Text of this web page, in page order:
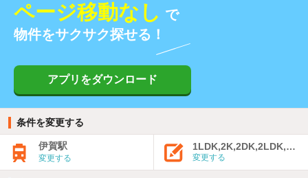
ページ移動なし で
物件をサクサク探せる！
アプリをダウンロード
条件を変更する
伊賀駅
変更する 変更する